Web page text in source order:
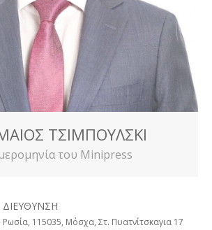
ΤΣΙΜΠΟΎΛΣΚΙ
του Minipress
ΔΙΕΎΘΥΝΣΗ
Ρωσία, 115035, Μόσχα, Στ. Πυατνίτσκαγια 17